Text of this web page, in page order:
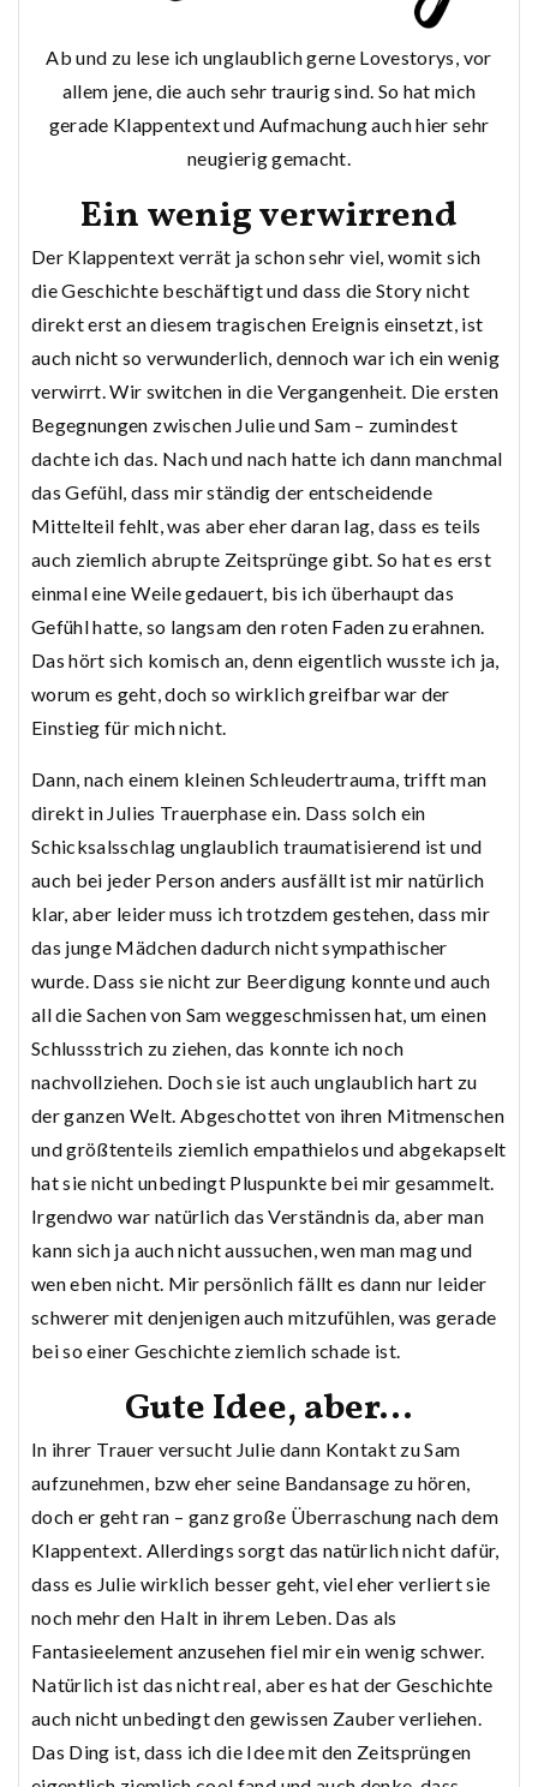
Ab und zu lese ich unglaublich gerne Lovestorys, vor
allem jene, die auch sehr traurig sind. So hat mich
gerade Klappentext und Aufmachung auch hier sehr
neugierig gemacht.
Ein wenig verwirrend
Der Klappentext verrät ja schon sehr viel, womit sich
die Geschichte beschäftigt und dass die Story nicht
direkt erst an diesem tragischen Ereignis einsetzt, ist
auch nicht so verwunderlich, dennoch war ich ein wenig
verwirrt. Wir switchen in die Vergangenheit. Die ersten
Begegnungen zwischen Julie und Sam – zumindest
dachte ich das. Nach und nach hatte ich dann manchmal
das Gefühl, dass mir ständig der entscheidende
Mittelteil fehlt, was aber eher daran lag, dass es teils
auch ziemlich abrupte Zeitsprünge gibt. So hat es erst
einmal eine Weile gedauert, bis ich überhaupt das
Gefühl hatte, so langsam den roten Faden zu erahnen.
Das hört sich komisch an, denn eigentlich wusste ich ja,
worum es geht, doch so wirklich greifbar war der
Einstieg für mich nicht.
Dann, nach einem kleinen Schleudertrauma, trifft man
direkt in Julies Trauerphase ein. Dass solch ein
Schicksalsschlag unglaublich traumatisierend ist und
auch bei jeder Person anders ausfällt ist mir natürlich
klar, aber leider muss ich trotzdem gestehen, dass mir
das junge Mädchen dadurch nicht sympathischer
wurde. Dass sie nicht zur Beerdigung konnte und auch
all die Sachen von Sam weggeschmissen hat, um einen
Schlussstrich zu ziehen, das konnte ich noch
nachvollziehen. Doch sie ist auch unglaublich hart zu
der ganzen Welt. Abgeschottet von ihren Mitmenschen
und größtenteils ziemlich empathielos und abgekapselt
hat sie nicht unbedingt Pluspunkte bei mir gesammelt.
Irgendwo war natürlich das Verständnis da, aber man
kann sich ja auch nicht aussuchen, wen man mag und
wen eben nicht. Mir persönlich fällt es dann nur leider
schwerer mit denjenigen auch mitzufühlen, was gerade
bei so einer Geschichte ziemlich schade ist.
Gute Idee, aber…
In ihrer Trauer versucht Julie dann Kontakt zu Sam
aufzunehmen, bzw eher seine Bandansage zu hören,
doch er geht ran – ganz große Überraschung nach dem
Klappentext. Allerdings sorgt das natürlich nicht dafür,
dass es Julie wirklich besser geht, viel eher verliert sie
noch mehr den Halt in ihrem Leben. Das als
Fantasieelement anzusehen fiel mir ein wenig schwer.
Natürlich ist das nicht real, aber es hat der Geschichte
auch nicht unbedingt den gewissen Zauber verliehen.
Das Ding ist, dass ich die Idee mit den Zeitsprüngen